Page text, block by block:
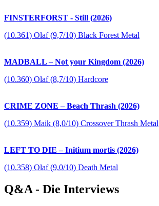
FINSTERFORST - Still (2026)
(10.361) Olaf (9,7/10) Black Forest Metal
MADBALL – Not your Kingdom (2026)
(10.360) Olaf (8,7/10) Hardcore
CRIME ZONE – Beach Thrash (2026)
(10.359) Maik (8,0/10) Crossover Thrash Metal
LEFT TO DIE – Initium mortis (2026)
(10.358) Olaf (9,0/10) Death Metal
Q&A - Die Interviews